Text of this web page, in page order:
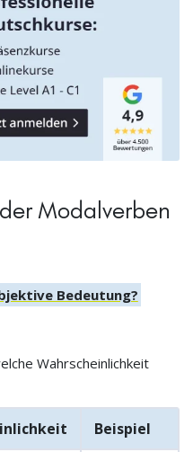
Modalverben
Bedeutung?
Wahrscheinlichkeit
Beispiel